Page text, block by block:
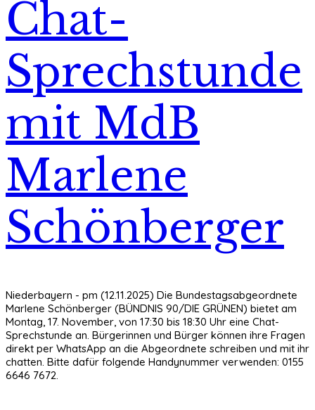
Chat-
Sprechstunde
mit MdB
Marlene
Schönberger
Niederbayern - pm (12.11.2025) Die Bundestagsabgeordnete
Marlene Schönberger (BÜNDNIS 90/DIE GRÜNEN) bietet am
Montag, 17. November, von 17:30 bis 18:30 Uhr eine Chat-
Sprechstunde an. Bürgerinnen und Bürger können ihre Fragen
direkt per WhatsApp an die Abgeordnete schreiben und mit ihr
chatten. Bitte dafür folgende Handynummer verwenden: 0155
6646 7672.